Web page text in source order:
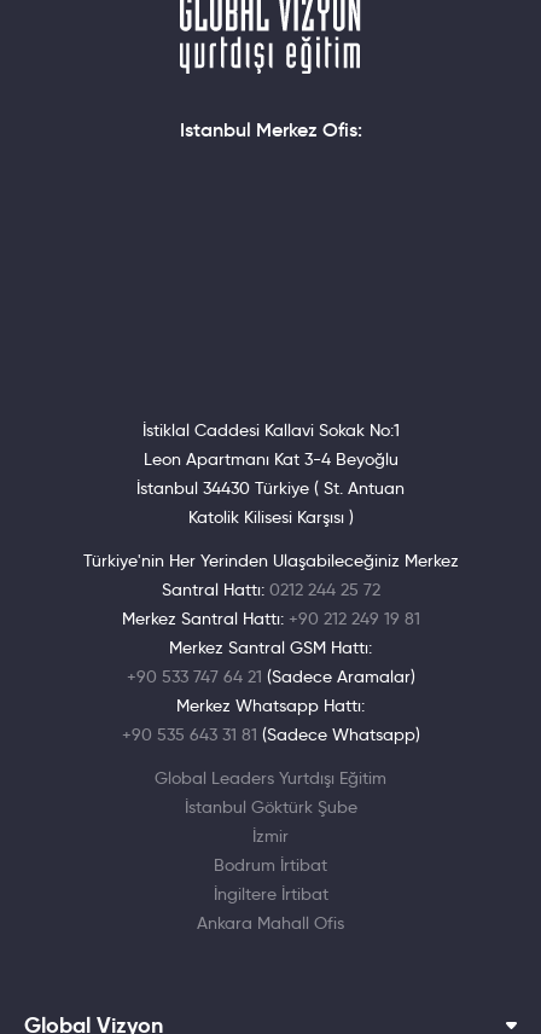
Istanbul Merkez Ofis:
İstiklal Caddesi Kallavi Sokak No:1
Leon Apartmanı Kat 3-4 Beyoğlu
İstanbul 34430 Türkiye ( St. Antuan
Katolik Kilisesi Karşısı )
Türkiye'nin Her Yerinden Ulaşabileceğiniz Merkez
Santral Hattı: 0212 244 25 72
Merkez Santral Hattı: +90 212 249 19 81
Merkez Santral GSM Hattı:
+90 533 747 64 21 (Sadece Aramalar)
Merkez Whatsapp Hattı:
+90 535 643 31 81 (Sadece Whatsapp)
Global Leaders Yurtdışı Eğitim
İstanbul Göktürk Şube
İzmir
Bodrum İrtibat
İngiltere İrtibat
Ankara Mahall Ofis
Global Vizyon